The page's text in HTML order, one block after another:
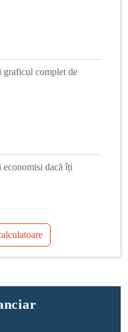
graficul complet de
economisi dacă îți